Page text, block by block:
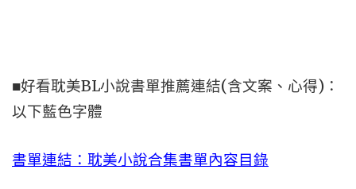
■好看耽美BL小說書單推薦連結(含文案、心得)：
以下藍色字體
書單連結：耽美小說合集書單內容目錄